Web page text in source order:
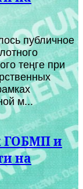
публичное
теңге при
м...
ГОБМП и
на